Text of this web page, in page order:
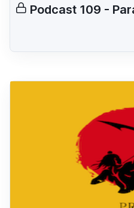
Podcast 109 -